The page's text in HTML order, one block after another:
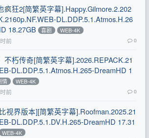
疯狂2[简繁英字幕].Happy.Gilmore.2.202
DL.DDP.5.1.Atmos.H.26
18.27GB
喜剧 WEB-4K
前 0
不朽传奇[简繁英字幕].2026.REPACK.21
DL.DDP.5.1.Atmos.H.265-DreamHD 1
情 WEB-4K
前 0
视界版本][简繁英字幕].Roofman.2025.21
DL.DDP.5.1.DV.H.265-DreamHD 17.31
WEB-4K